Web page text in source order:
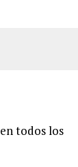
todos los